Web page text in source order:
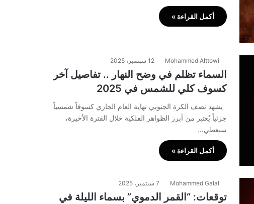
أكمل القراءة »
Mohammed Alttowi 12 سبتمبر، 2025
السماء تظلم في وضح النهار .. تفاصيل آخر
كسوف كلي للشمس في 2025
يشهد نصف الكرة الجنوبي نهاية العام الجاري كسوفاً شمسياً
جزئياً يُعتبر من أبرز الظواهر الفلكية خلال الفترة الأخيرة،
سيغطي…
أكمل القراءة »
Mohammed Galal 7 سبتمبر، 2025
توقعات: “القمر الدموي” بسماء الليلة في